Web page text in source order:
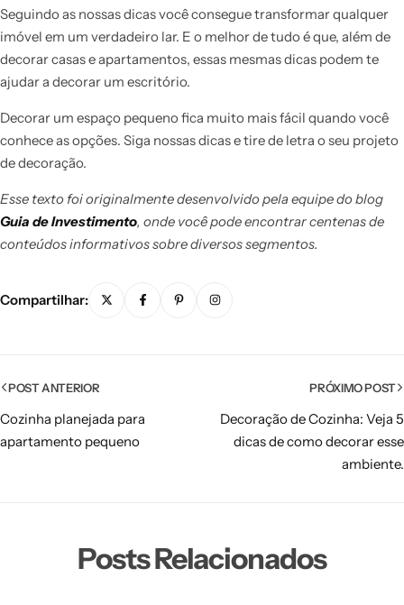
Seguindo as nossas dicas você consegue transformar qualquer
imóvel em um verdadeiro lar. E o melhor de tudo é que, além de
decorar casas e apartamentos, essas mesmas dicas podem te
ajudar a decorar um escritório.
Decorar um espaço pequeno fica muito mais fácil quando você
conhece as opções. Siga nossas dicas e tire de letra o seu projeto
de decoração.
Esse texto foi originalmente desenvolvido pela equipe do blog
Guia de Investimento, onde você pode encontrar centenas de
conteúdos informativos sobre diversos segmentos.
Compartilhar:
POST ANTERIOR
Cozinha planejada para
apartamento pequeno
PRÓXIMO POST
Decoração de Cozinha: Veja 5
dicas de como decorar esse
ambiente.
Posts Relacionados